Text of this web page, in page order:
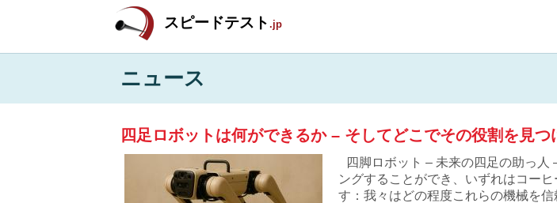
スピードテスト .jp
ニュース
四足ロボットは何ができるか – そしてどこでその役割を見つ
四脚ロボット – 未来の四足の助っ
ングすることができ、いずれはコー
す：我々はどの程度これらの機械を